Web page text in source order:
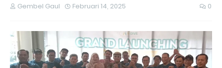
Gembel Gaul Februari 14, 2025 0